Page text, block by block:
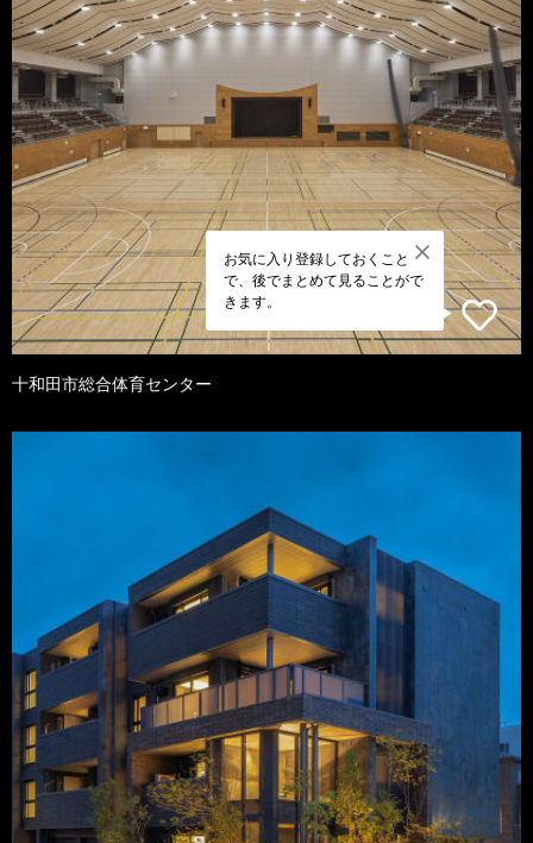
お気に入り登録しておくこと
で、後でまとめて見ることがで
きます。
十和田市総合体育センター